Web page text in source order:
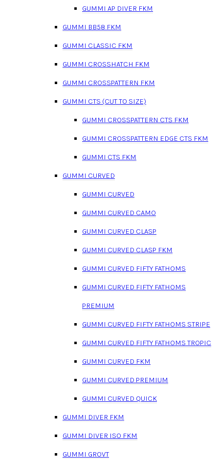
GUMMI AP DIVER FKM
GUMMI BB58 FKM
GUMMI CLASSIC FKM
GUMMI CROSSHATCH FKM
GUMMI CROSSPATTERN FKM
GUMMI CTS (CUT TO SIZE)
GUMMI CROSSPATTERN CTS FKM
GUMMI CROSSPATTERN EDGE CTS FKM
GUMMI CTS FKM
GUMMI CURVED
GUMMI CURVED
GUMMI CURVED CAMO
GUMMI CURVED CLASP
GUMMI CURVED CLASP FKM
GUMMI CURVED FIFTY FATHOMS
GUMMI CURVED FIFTY FATHOMS
PREMIUM
GUMMI CURVED FIFTY FATHOMS STRIPE
GUMMI CURVED FIFTY FATHOMS TROPIC
GUMMI CURVED FKM
GUMMI CURVED PREMIUM
GUMMI CURVED QUICK
GUMMI DIVER FKM
GUMMI DIVER ISO FKM
GUMMI GROVT